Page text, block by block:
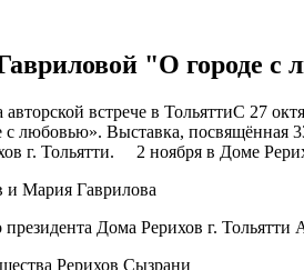
"О городе с
С 27
любовью». Выставка, посвящённая
г. Тольятти. 2 ноября в Доме
президента Дома Рерихов г.